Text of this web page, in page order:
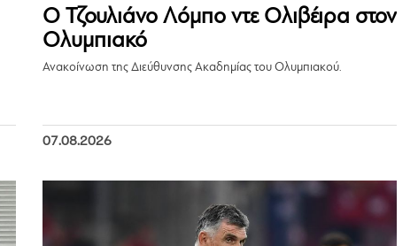
Ο Τζουλιάνο Λόμπο ντε Ολιβέιρα στον
Ολυμπιακό
Ανακοίνωση της Διεύθυνσης Ακαδημίας του Ολυμπιακού.
07.08.2026